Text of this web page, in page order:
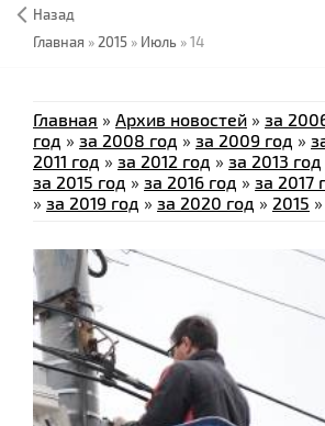
Назад
Главная » 2015 » Июль »14
Главная » Архив новостей » за
год » за 2008 год » за 2009 год »
2011 год » за 2012 год » за 2013 год
за 2015 год » за 2016 год » за 2017
» за 2019 год » за 2020 год » 2015 »